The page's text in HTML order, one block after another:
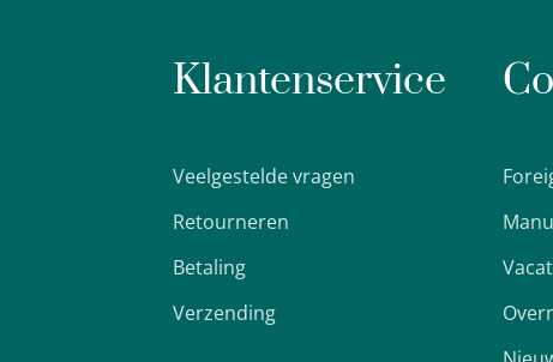
Klantenservice
Veelgestelde vragen
Retourneren
Betaling
Verzending